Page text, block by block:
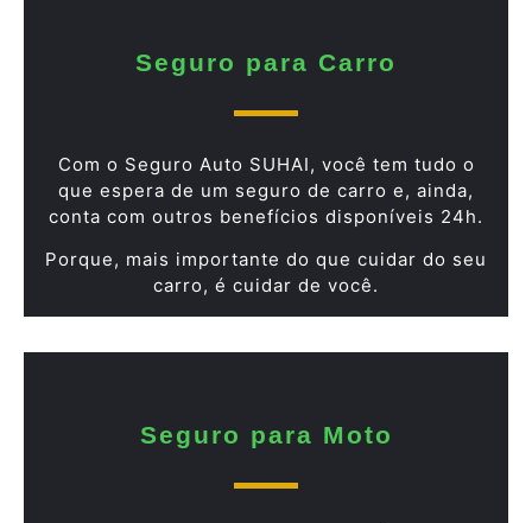
Seguro para Carro
Com o Seguro Auto SUHAI, você tem tudo o
que espera de um seguro de carro e, ainda,
conta com outros benefícios disponíveis 24h.
Porque, mais importante do que cuidar do seu
carro, é cuidar de você.
Seguro para Moto